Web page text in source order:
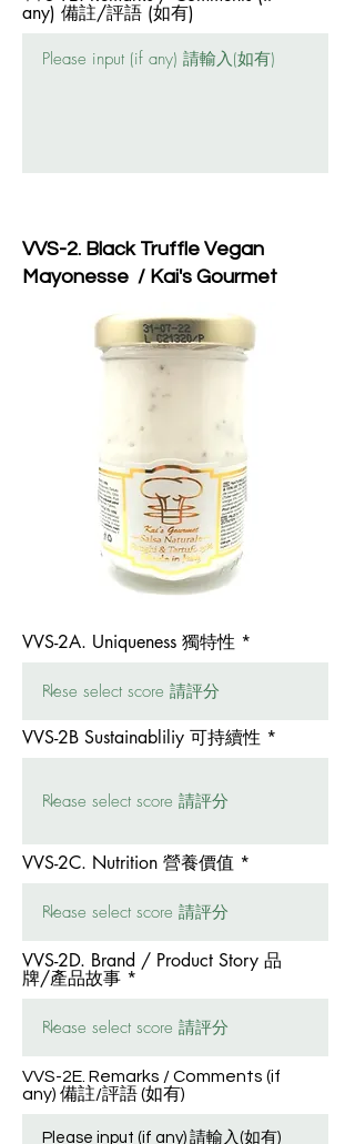
any) 備註/評語 (如有)
VVS-2. Black Truffle Vegan
Mayonesse / Kai's Gourmet
VVS-2A. Uniqueness 獨特性
VVS-2B Sustainabliliy 可持續性
VVS-2C. Nutrition 營養價值
VVS-2D. Brand / Product Story 品
牌/產品故事
VVS-2E. Remarks / Comments (if
any) 備註/評語 (如有)